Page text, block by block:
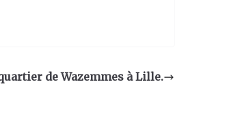
de Wazemmes à Lille.